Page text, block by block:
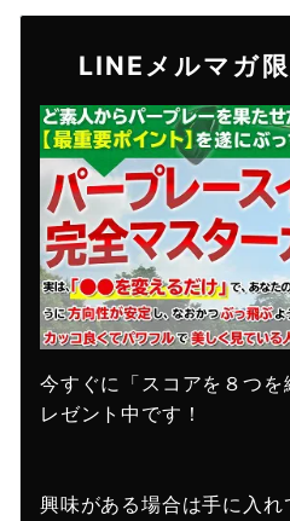
LINEメルマガ
今すぐに「スコアを８つ
レゼント中です！
興味がある場合は手に入れ